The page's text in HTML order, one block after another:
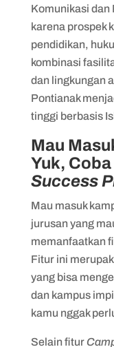
Komunikasi dan
karena prospek
pendidikan,
kombinasi
dan lingkungan
Pontianak
tinggi berbasis
Mau
Yuk,
Success
Mau masuk
jurusan yang
memanfaatkan
Fitur ini
yang bisa
dan kampus
kamu nggak
Selain fitur